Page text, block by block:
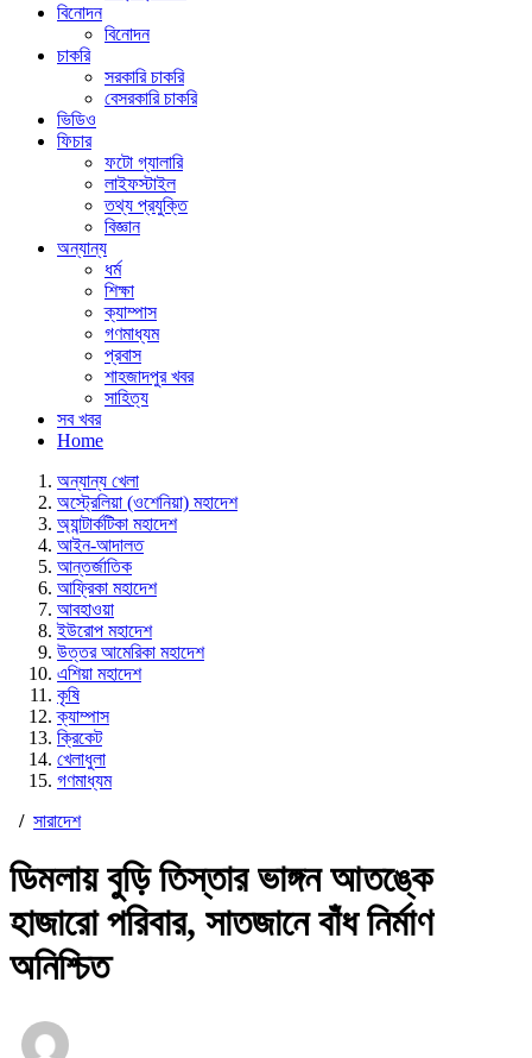
বিনোদন
বিনোদন
চাকরি
সরকারি চাকরি
বেসরকারি চাকরি
ভিডিও
ফিচার
ফটো গ্যালারি
লাইফস্টাইল
তথ্য প্রযুক্তি
বিজ্ঞান
অন্যান্য
ধর্ম
শিক্ষা
ক্যাম্পাস
গণমাধ্যম
প্রবাস
শাহজাদপুর খবর
সাহিত্য
সব খবর
Home
অন্যান্য খেলা
অস্ট্রেলিয়া (ওশেনিয়া) মহাদেশ
অ্যান্টার্কটিকা মহাদেশ
আইন-আদালত
আন্তর্জাতিক
আফ্রিকা মহাদেশ
আবহাওয়া
ইউরোপ মহাদেশ
উত্তর আমেরিকা মহাদেশ
এশিয়া মহাদেশ
কৃষি
ক্যাম্পাস
ক্রিকেট
খেলাধুলা
গণমাধ্যম
/ সারাদেশ
ডিমলায় বুড়ি তিস্তার ভাঙ্গন আতঙ্কে
হাজারো পরিবার, সাতজানে বাঁধ নির্মাণ
অনিশ্চিত